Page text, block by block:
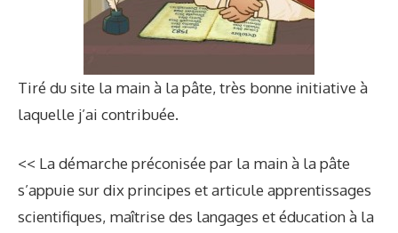
Tiré du site la main à la pâte, très bonne initiative à
laquelle j’ai contribuée.
<< La démarche préconisée par la main à la pâte
s’appuie sur dix principes et articule apprentissages
scientifiques, maîtrise des langages et éducation à la